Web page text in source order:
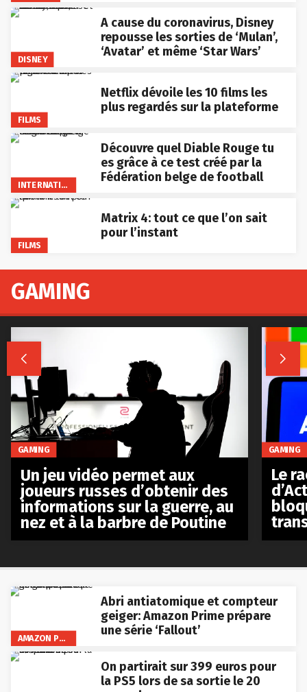
DISNEY
A cause du coronavirus, Disney
repousse les sorties de ‘Mulan’,
‘Avatar’ et même ‘Star Wars’
FILMS
Netflix dévoile les 10 films les
plus regardés sur la plateforme
INTERNATIONAL
Découvre quel Diable Rouge tu
es grâce à ce test créé par la
Fédération belge de football
FILMS
Matrix 4: tout ce que l’on sait
pour l’instant
AMAZON PRIME VIDEO
Abri antiatomique et compteur
geiger: Amazon Prime prépare
une série ‘Fallout’
On partirait sur 399 euros pour
la PS5 lors de sa sortie le 20
GAMING
 
GAMING
Un jeu vidéo permet aux
joueurs russes d’obtenir des
informations sur la guerre, au
nez et à la barbre de Poutine
GAMING
Le